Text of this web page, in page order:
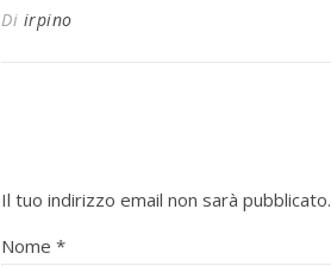
Di irpino
Il tuo indirizzo email non sarà pubblicato.
Nome *